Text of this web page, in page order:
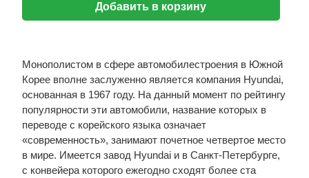
Добавить в корзину
Монополистом в сфере автомобилестроения в Южной
Корее вполне заслуженно является компания Hyundai,
основанная в 1967 году. На данный момент по рейтингу
популярности эти автомобили, название которых в
переводе с корейского языка означает
«современность», занимают почетное четвертое место
в мире. Имеется завод Hyundai и в Санкт-Петербурге,
с конвейера которого ежегодно сходят более ста